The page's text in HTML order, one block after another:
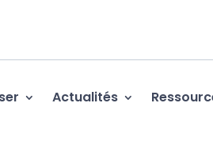
Actualités